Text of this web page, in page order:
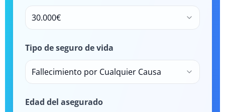
30.000€
Tipo de seguro de vida
Fallecimiento por Cualquier Causa
Edad del asegurado